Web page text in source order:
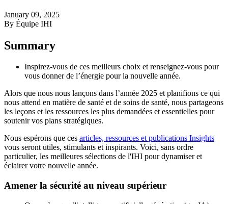
January 09, 2025
By Équipe IHI
Summary
Inspirez-vous de ces meilleurs choix et renseignez-vous pour
vous donner de l’énergie pour la nouvelle année.
Alors que nous nous lançons dans l’année 2025 et planifions ce qui
nous attend en matière de santé et de soins de santé, nous partageons
les leçons et les ressources les plus demandées et essentielles pour
soutenir vos plans stratégiques.
Nous espérons que ces articles, ressources et publications Insights
vous seront utiles, stimulants et inspirants. Voici, sans ordre
particulier, les meilleures sélections de l'IHI pour dynamiser et
éclairer votre nouvelle année.
Amener la sécurité au niveau supérieur